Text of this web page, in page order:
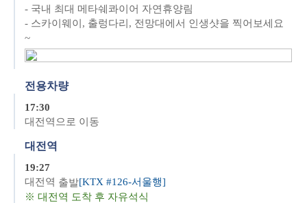
- 국내 최대 메타쉐콰이어 자연휴양림
- 스카이웨이, 출렁다리, 전망대에서 인생샷을 찍어보세요
~
전용차량
17:30
대전역으로 이동
대전역
19:27
대전역 출발[KTX #126-서울행]
※대전역 도착 후 자유석식